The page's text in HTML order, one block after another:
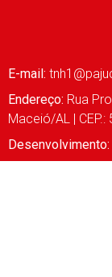
E-mail:
Endereço: Rua
Maceió/AL | CEP.:
Desenvolvimento: